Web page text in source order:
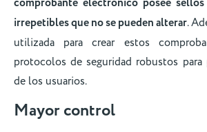
comprobante electrónico posee
irrepetibles que no se pueden alterar.
utilizada para crear estos
protocolos de seguridad robustos
de los usuarios.
Mayor control